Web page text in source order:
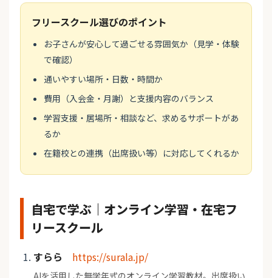
フリースクール選びのポイント
お子さんが安心して過ごせる雰囲気か（見学・体験
で確認）
通いやすい場所・日数・時間か
費用（入会金・月謝）と支援内容のバランス
学習支援・居場所・相談など、求めるサポートがあ
るか
在籍校との連携（出席扱い等）に対応してくれるか
自宅で学ぶ｜オンライン学習・在宅フ
リースクール
すらら https://surala.jp/